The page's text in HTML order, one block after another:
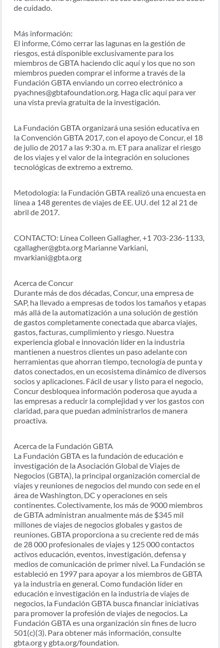
de cuidado.
Más información:
El informe, Cómo cerrar las lagunas en la gestión de
riesgos, está disponible exclusivamente para los
miembros de GBTA haciendo clic aquí y los que no son
miembros pueden comprar el informe a través de la
Fundación GBTA enviando un correo electrónico a
pyachnes@gbtafoundation.org. Haga clic aquí para ver
una vista previa gratuita de la investigación.
La Fundación GBTA organizará una sesión educativa en
la Convención GBTA 2017, con el apoyo de Concur, el 18
de julio de 2017 a las 9:30 a. m. ET para analizar el riesgo
de los viajes y el valor de la integración en soluciones
tecnológicas de extremo a extremo.
Metodología: la Fundación GBTA realizó una encuesta en
línea a 148 gerentes de viajes de EE. UU. del 12 al 21 de
abril de 2017.
CONTACTO: Línea Colleen Gallagher, +1 703-236-1133,
cgallagher@gbta.org Marianne Varkiani,
mvarkiani@gbta.org
Acerca de Concur
Durante más de dos décadas, Concur, una empresa de
SAP, ha llevado a empresas de todos los tamaños y etapas
más allá de la automatización a una solución de gestión
de gastos completamente conectada que abarca viajes,
gastos, facturas, cumplimiento y riesgo. Nuestra
experiencia global e innovación líder en la industria
mantienen a nuestros clientes un paso adelante con
herramientas que ahorran tiempo, tecnología de punta y
datos conectados, en un ecosistema dinámico de diversos
socios y aplicaciones. Fácil de usar y listo para el negocio,
Concur desbloquea información poderosa que ayuda a
las empresas a reducir la complejidad y ver los gastos con
claridad, para que puedan administrarlos de manera
proactiva.
Acerca de la Fundación GBTA
La Fundación GBTA es la fundación de educación e
investigación de la Asociación Global de Viajes de
Negocios (GBTA), la principal organización comercial de
viajes y reuniones de negocios del mundo con sede en el
área de Washington, DC y operaciones en seis
continentes. Colectivamente, los más de 9000 miembros
de GBTA administran anualmente más de $345 mil
millones de viajes de negocios globales y gastos de
reuniones. GBTA proporciona a su creciente red de más
de 28 000 profesionales de viajes y 125 000 contactos
activos educación, eventos, investigación, defensa y
medios de comunicación de primer nivel. La Fundación se
estableció en 1997 para apoyar a los miembros de GBTA
ya la industria en general. Como fundación líder en
educación e investigación en la industria de viajes de
negocios, la Fundación GBTA busca financiar iniciativas
para promover la profesión de viajes de negocios. La
Fundación GBTA es una organización sin fines de lucro
501(c)(3). Para obtener más información, consulte
gbta.org y gbta.org/foundation.